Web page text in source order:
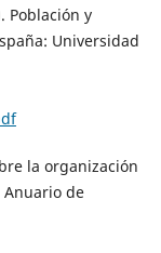
Población y
Universidad
la organización
de